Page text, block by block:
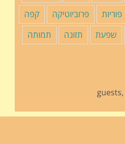
פוריות פרוביוטיקה
קפה
שפעת תזונה תמותה